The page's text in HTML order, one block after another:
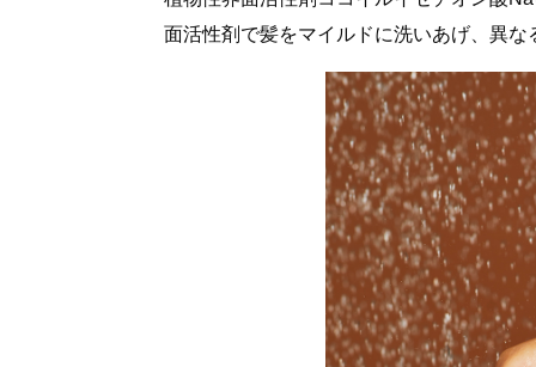
面活性剤で髪をマイルドに洗いあげ、異